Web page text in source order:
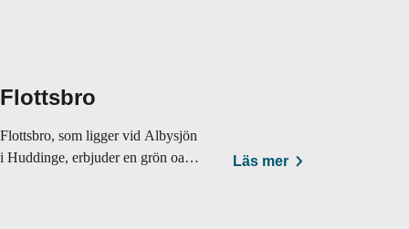
Flottsbro
Flottsbro, som ligger vid Albysjön
i Huddinge, erbjuder en grön oas
Läs mer